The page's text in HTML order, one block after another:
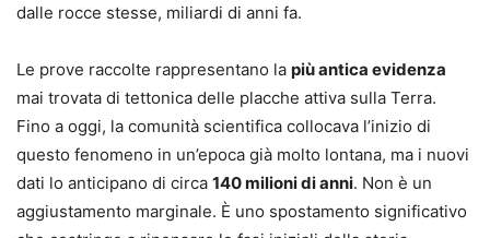
dalle rocce stesse, miliardi di anni fa.
Le prove raccolte rappresentano la più antica evidenza
mai trovata di tettonica delle placche attiva sulla Terra.
Fino a oggi, la comunità scientifica collocava l’inizio di
questo fenomeno in un’epoca già molto lontana, ma i nuovi
dati lo anticipano di circa 140 milioni di anni. Non è un
aggiustamento marginale. È uno spostamento significativo